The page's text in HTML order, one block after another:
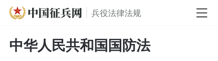
兵役法律法规
中华人民共和国国防法